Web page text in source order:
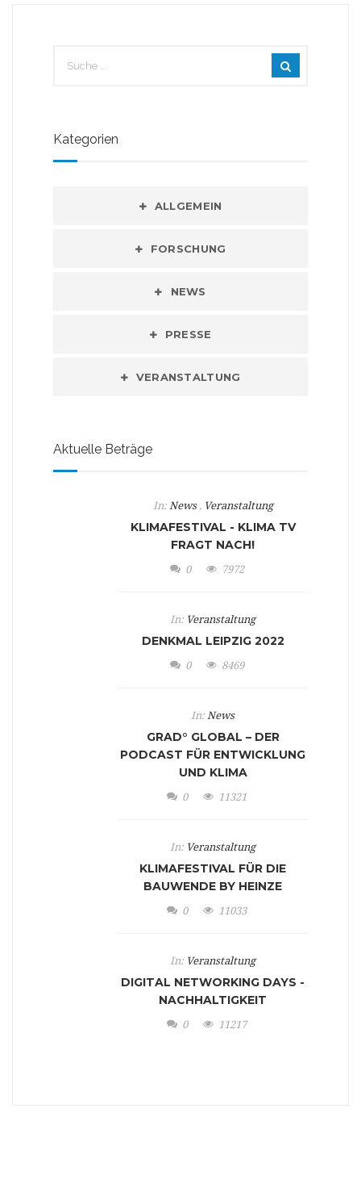
Kategorien
ALLGEMEIN
FORSCHUNG
NEWS
PRESSE
VERANSTALTUNG
Aktuelle Beträge
In: News, Veranstaltung
KLIMAFESTIVAL - KLIMA TV
FRAGT NACH!
0 7972
In: Veranstaltung
DENKMAL LEIPZIG 2022
0 8469
In: News
GRAD° GLOBAL – DER
PODCAST FÜR ENTWICKLUNG
UND KLIMA
0 11321
In: Veranstaltung
KLIMAFESTIVAL FÜR DIE
BAUWENDE BY HEINZE
0 11033
In: Veranstaltung
DIGITAL NETWORKING DAYS -
NACHHALTIGKEIT
0 11217